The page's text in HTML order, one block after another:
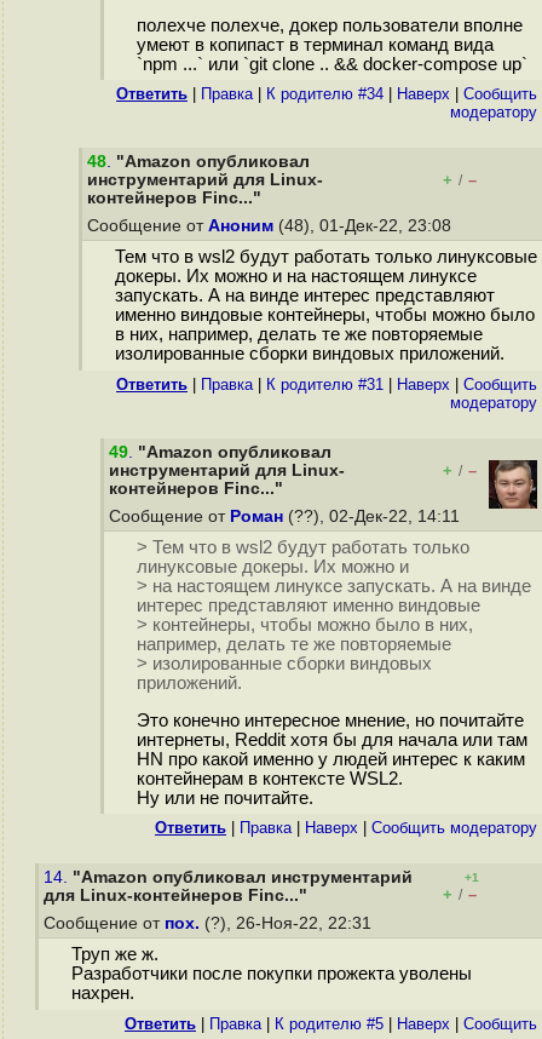
полехче полехче, докер пользователи вполне
умеют в копипаст в терминал команд вида
`npm ...` или `git clone .. && docker-compose up`
Ответить Правка| К родителю #34 Наверх
Cообщить
модератору
48. "Amazon опубликовал
инструментарий для Linux-
контейнеров Finc..."
+ / –
Сообщение от Аноним (48), 01-Дек-22, 23:08
Тем что в wsl2 будут работать только линуксовые
докеры. Их можно и на настоящем линуксе
запускать. А на винде интерес представляют
именно виндовые контейнеры, чтобы можно было
в них, например, делать те же повторяемые
изолированные сборки виндовых приложений.
Ответить Правка| К родителю #31 Наверх
Cообщить
модератору
49. "Amazon опубликовал
инструментарий для Linux-
контейнеров Finc..."
+ / –
Сообщение от Роман (??), 02-Дек-22, 14:11
> Тем что в wsl2 будут работать только
линуксовые докеры. Их можно и
> на настоящем линуксе запускать. А на винде
интерес представляют именно виндовые
> контейнеры, чтобы можно было в них,
например, делать те же повторяемые
> изолированные сборки виндовых
приложений.
Это конечно интересное мнение, но почитайте
интернеты, Reddit хотя бы для начала или там
HN про какой именно у людей интерес к каким
контейнерам в контексте WSL2.
Ну или не почитайте.
Ответить Правка| Наверх Cообщить модератору
14. "Amazon опубликовал инструментарий
для Linux-контейнеров Finc..."
+1
+ / –
Сообщение от пох. (?), 26-Ноя-22, 22:31
Труп же ж.
Разработчики после покупки прожекта уволены
нахрен.
Ответить Правка| К родителю #5 Наверх
Cообщить